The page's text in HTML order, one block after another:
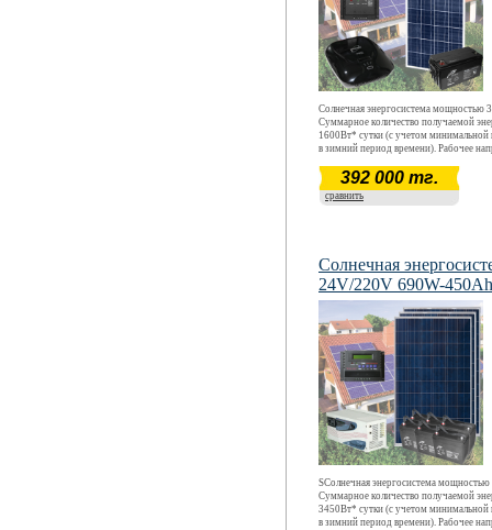
Солнечная энергосистема мощностью
Суммарное количество получаемой
1600Вт* сутки (с учетом минимальной
в зимний период времени). Рабочее
эксплуатации энергосистемы-
круглосуточный, запас энергии на 24
полном отсутствии солнца.
392 000 тг.
сравнить
Солнечная
24V/220V 690W-450Ah
SСолнечная энергосистема мощностью
Суммарное количество получаемой
3450Вт* сутки (с учетом минимальной
в зимний период времени). Рабочее